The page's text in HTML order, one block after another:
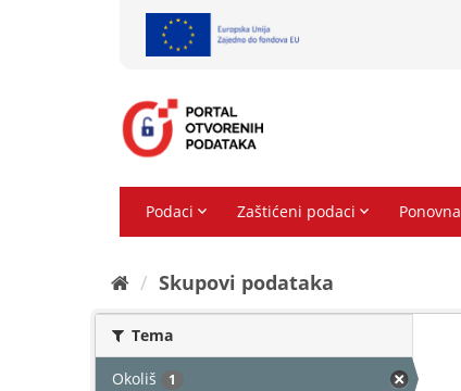
Skupovi podаtаkа
Tema
Okoliš 1